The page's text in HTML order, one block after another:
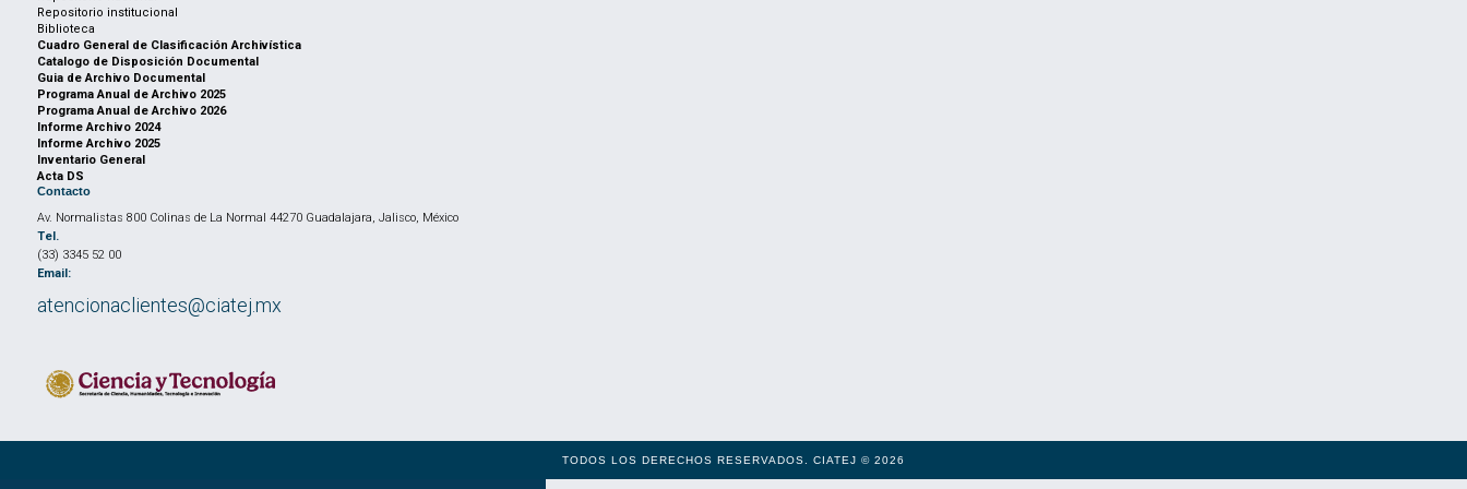
Repositorio institucional
Biblioteca
Cuadro General de Clasificación Archivística
Catalogo de Disposición Documental
Guia de Archivo Documental
Programa Anual de Archivo 2025
Programa Anual de Archivo 2026
Informe Archivo 2024
Informe Archivo 2025
Inventario General
Acta DS
Contacto
Av. Normalistas 800 Colinas de La Normal 44270 Guadalajara, Jalisco, México
Tel.
(33) 3345 52 00
Email:
atencionaclientes@ciatej.mx
TODOS LOS DERECHOS RESERVADOS. CIATEJ © 2026